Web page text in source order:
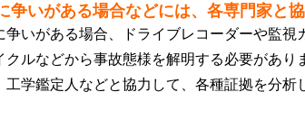
争いがある場合などには、各専門家と
争いがある場合、ドライブレコーダーや監視
クルなどから事故態様を解明する必要があり
工学鑑定人などと協力して、各種証拠を分析